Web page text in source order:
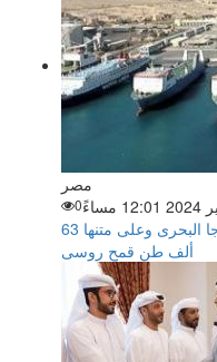
مصر
0
سفينة وادى العرب تصل اليوم ميناء سفاجا البحرى وعلى متنها 63
ألف طن قمح روسى